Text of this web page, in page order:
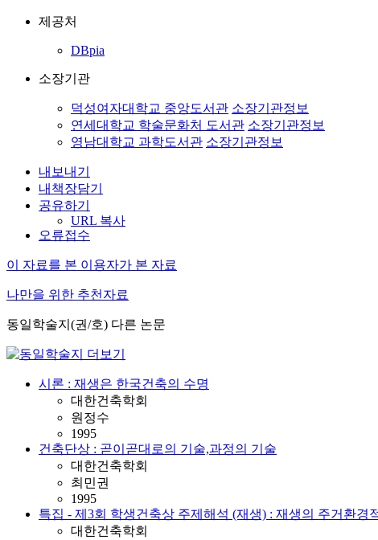
제공처
DBpia
소장기관
덕성여자대학교 중앙도서관 소장기관정보
연세대학교 학술문화처 도서관 소장기관정보
영남대학교 과학도서관 소장기관정보
내보내기
내책장담기
공유하기
URL 복사
오류접수
이 자료를 본 이용자가 본 자료
나만을 위한 추천자료
동일학술지(권/호) 다른 논문
시론 : 재생은 한국건축의 수명
대한건축학회
원정수
1995
건축단상 : 곧이곧대로의 기술,과정의 기술
대한건축학회
최민권
1995
특집 - 제3회 학생건축상 주제해석 (재생) : 재생의 주거환경
대한건축학회